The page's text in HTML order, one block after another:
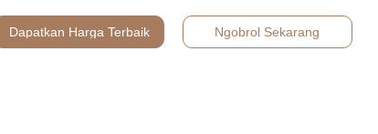
Dapatkan Harga Terbaik Ngobrol Sekarang